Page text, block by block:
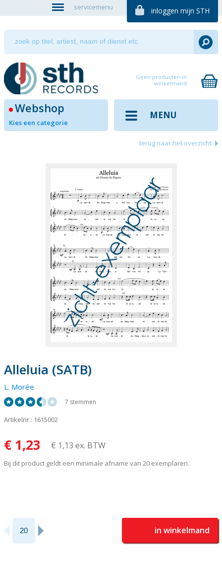
servicemenu inloggen mijn STH
Geen producten in
winkelmand
Webshop
Kies een categorie
MENU
terug naar het overzicht
Alleluia (SATB)
L. Morée
7 stemmen
Artikelnr.: 1615002
€ 1,23 € 1,13 ex. BTW
Bij dit product geldt een minimale afname van 20 exemplaren.
in winkelmand